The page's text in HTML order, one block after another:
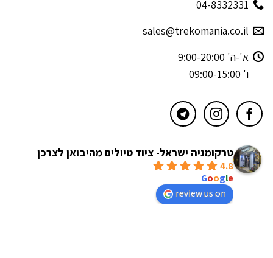
04-8332331
sales@trekomania.co.il
א'-ה' 9:00-20:00
ו' 09:00-15:00
טרקומניה ישראל- ציוד טיולים מהיבואן לצרכן
4.8
Google
review us on